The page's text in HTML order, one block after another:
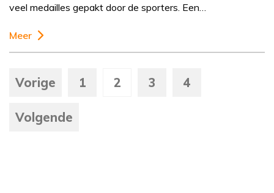
veel medailles gepakt door de sporters. Een…
Meer
Vorige 1 2 3 4
Volgende